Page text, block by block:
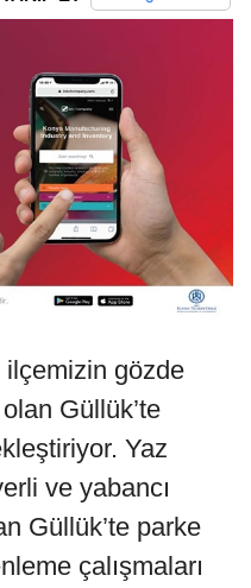
gözde
Güllük’te
Yaz
ve yabancı
Güllük’te parke
çalışmaları